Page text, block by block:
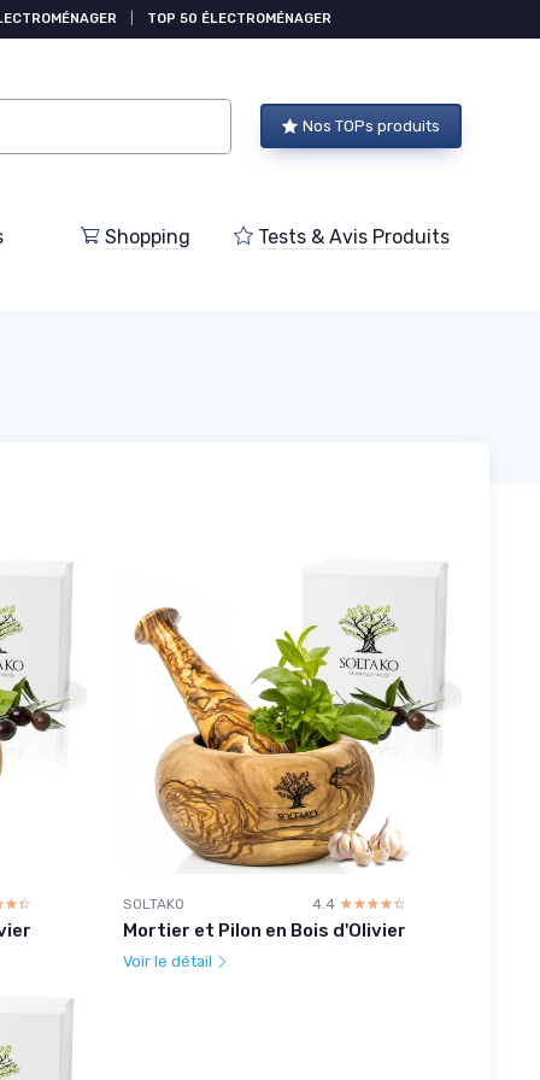
TOP 50 ÉLECTROMÉNAGER
Nos TOPs produits
Shopping Tests & Avis Produits
SOLTAKO 4.4 ☆☆☆☆☆
★★★★★
Mortier et Pilon en Bois d'Olivier
Voir le détail